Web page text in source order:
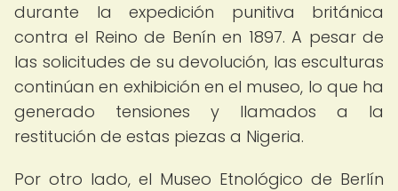
durante la expedición punitiva británica
contra el Reino de Benín en 1897. A pesar de
las solicitudes de su devolución, las esculturas
continúan en exhibición en el museo, lo que ha
generado tensiones y llamados a la
restitución de estas piezas a Nigeria.
Por otro lado, el Museo Etnológico de Berlín